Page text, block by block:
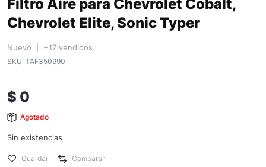
Filtro Aire para Chevrolet Cobalt,
Chevrolet Elite, Sonic Typer
Nuevo | +17 vendidos
SKU: TAF350990
$ 0
Agotado
Sin existencias
Guardar Comparar